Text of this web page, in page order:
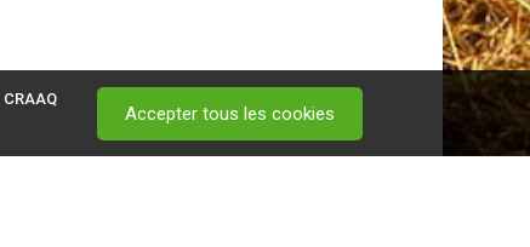
CRAAQ
Accepter tous les cookies